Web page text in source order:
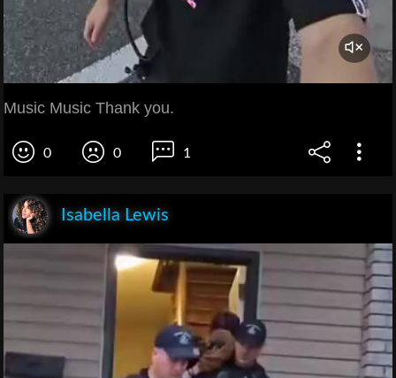
Music Music Thank you.
0 0 1
Isabella Lewis